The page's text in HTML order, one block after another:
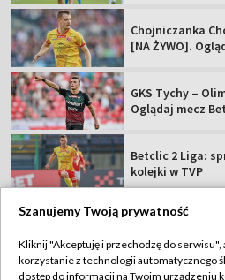
Chojniczanka
[NA ŻYWO].
GKS Tychy –
Oglądaj mecz
Betclic 2 Liga:
kolejki w TVP
TVP
Szanujemy Twoją prywatność
Kliknij "Akceptuję i przechodzę do serwisu",
korzystanie z technologii automatycznego
dostęp do informacji na Twoim urządzeniu